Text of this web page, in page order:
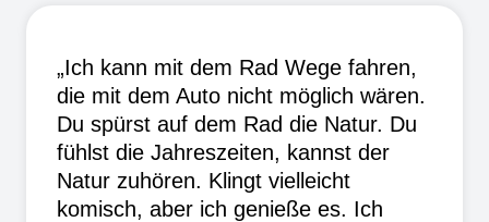
„Ich kann mit dem Rad Wege fahren,
die mit dem Auto nicht möglich wären.
Du spürst auf dem Rad die Natur. Du
fühlst die Jahreszeiten, kannst der
Natur zuhören. Klingt vielleicht
komisch, aber ich genieße es. Ich